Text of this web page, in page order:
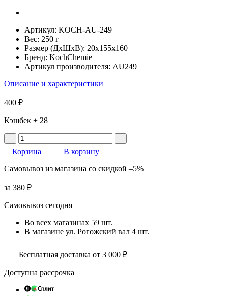
Артикул: KOCH-AU-249
Вес: 250 г
Размер (ДхШхВ): 20x155x160
Бренд: KochChemie
Артикул производителя: AU249
Описание и характеристики
400 ₽
Кэшбек + 28
Корзина
В корзину
Самовывоз из магазина со скидкой –5%
за 380 ₽
Самовывоз сегодня
Во всех магазинах 59 шт.
В магазине ул. Рогожский вал 4 шт.
Бесплатная доставка от 3 000 ₽
Доступна рассрочка